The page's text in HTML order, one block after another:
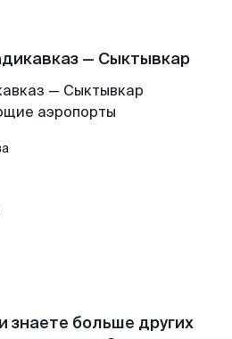
— Сыктывкар
— Сыктывкар
аэропорты
знаете больше других